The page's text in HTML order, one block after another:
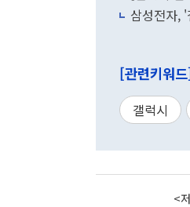
삼성전자,
[관련키워
갤럭시
<